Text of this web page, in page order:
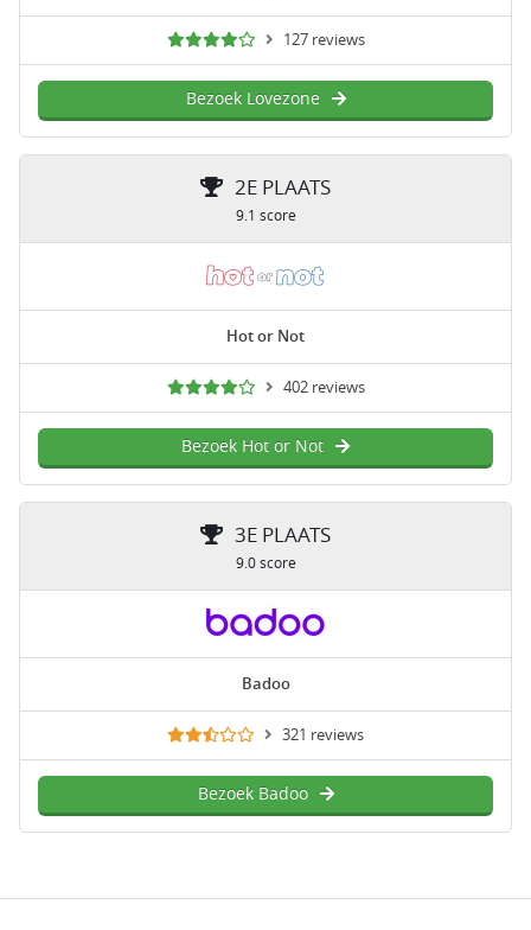
127 reviews
Bezoek Lovezone
2E PLAATS
9.1 score
Hot or Not
402 reviews
Bezoek Hot or Not
3E PLAATS
9.0 score
Badoo
321 reviews
Bezoek Badoo